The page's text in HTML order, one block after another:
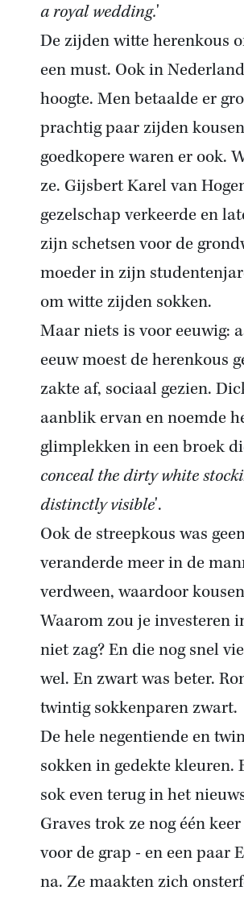
a royal wedding.'
De zijden witte herenkous
een must. Ook in
hoogte. Men betaalde er
prachtig paar zijden
goedkopere waren er ook.
ze. Gijsbert Karel van
gezelschap verkeerde en
zijn schetsen voor de
moeder in zijn
om witte zijden sokken.
Maar niets is voor eeuwig:
eeuw moest de herenkous
zakte af, sociaal gezien.
aanblik ervan en noemde
glimplekken in een broek
conceal the dirty white
distinctly visible'.
Ook de streepkous was
veranderde meer in de
verdween, waardoor
Waarom zou je investeren
niet zag? En die nog snel
wel. En zwart was beter.
twintig sokkenparen zwart.
De hele negentiende en
sokken in gedekte
sok even terug in het
Graves trok ze nog één
voor de grap - en een paar
na. Ze maakten zich